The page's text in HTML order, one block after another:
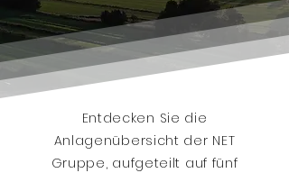
Entdecken Sie die
Anlagenübersicht der NET
Gruppe, aufgeteilt auf fünf